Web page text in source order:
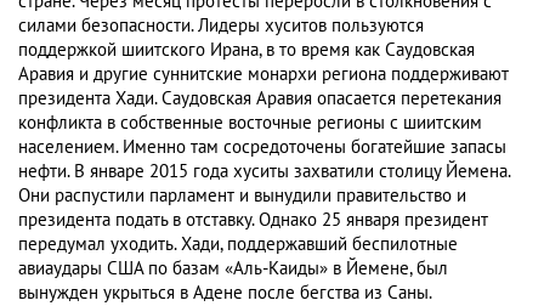
силами безопасности. Лидеры хуситов пользуются
поддержкой шиитского Ирана, в то время как Саудовская
Аравия и другие суннитские монархи региона поддерживают
президента Хади. Саудовская Аравия опасается перетекания
конфликта в собственные восточные регионы с шиитским
населением. Именно там сосредоточены богатейшие запасы
нефти. В январе 2015 года хуситы захватили столицу Йемена.
Они распустили парламент и вынудили правительство и
президента подать в отставку. Однако 25 января президент
передумал уходить. Хади, поддержавший беспилотные
авиаудары США по базам «Аль-Каиды» в Йемене, был
вынужден укрыться в Адене после бегства из Саны.